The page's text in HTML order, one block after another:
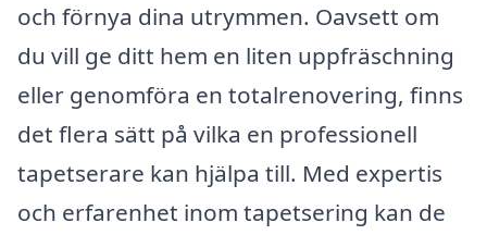
och förnya dina utrymmen. Oavsett om
du vill ge ditt hem en liten uppfräschning
eller genomföra en totalrenovering, finns
det flera sätt på vilka en professionell
tapetserare kan hjälpa till. Med expertis
och erfarenhet inom tapetsering kan de